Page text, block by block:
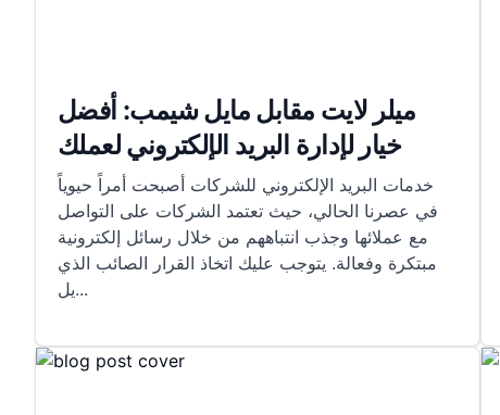
ميلر لايت مقابل مايل شيمب: أفضل
خيار لإدارة البريد الإلكتروني لعملك
خدمات البريد الإلكتروني للشركات أصبحت أمراً حيوياً
في عصرنا الحالي، حيث تعتمد الشركات على التواصل
مع عملائها وجذب انتباههم من خلال رسائل إلكترونية
مبتكرة وفعالة. يتوجب عليك اتخاذ القرار الصائب الذي
يل...